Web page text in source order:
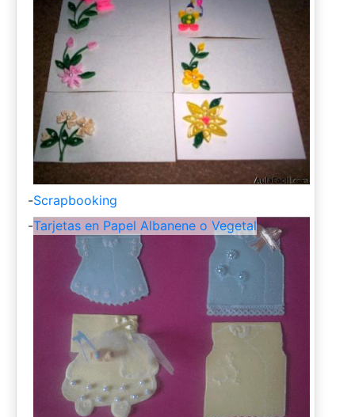
-Scrapbooking
-Tarjetas en Papel Albanene o Vegetal